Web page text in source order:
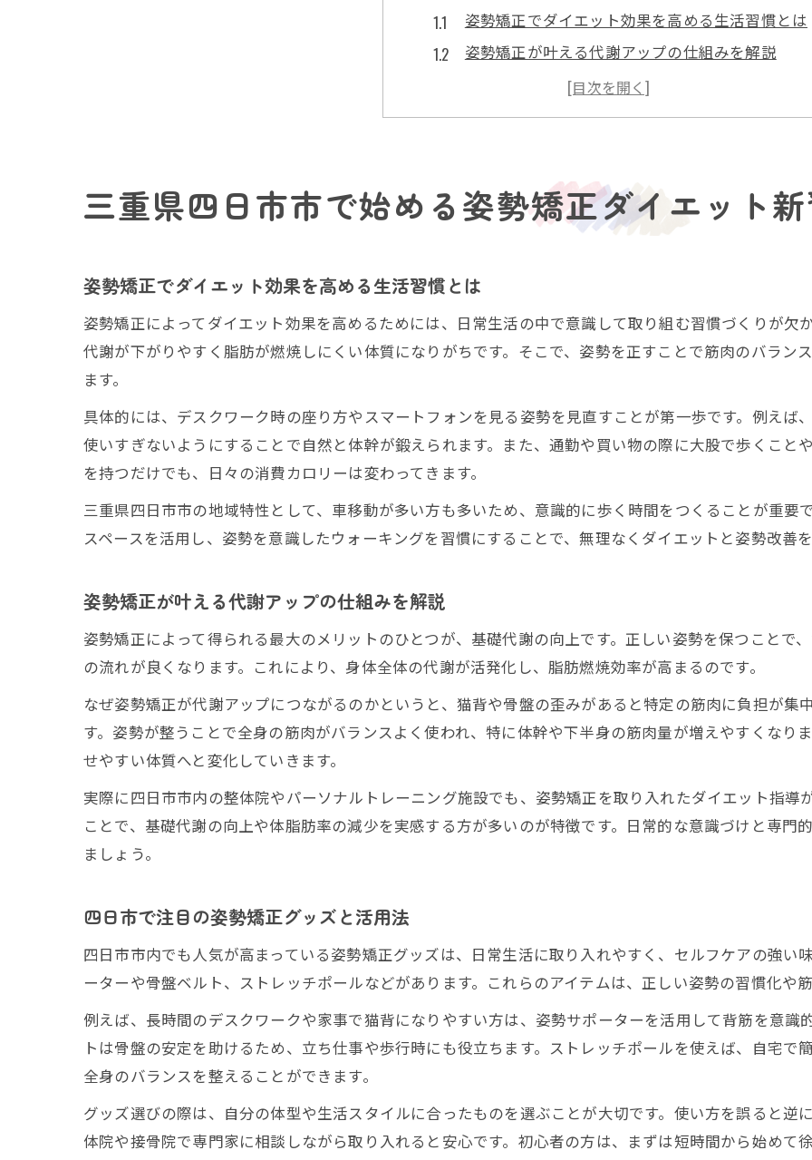
姿勢矯正でダイエット効果を高める生活習慣とは
姿勢矯正が叶える代謝アップの仕組みを解説
四日市で注目の姿勢矯正グッズと活用法
カイロプラクティックと姿勢矯正の相性の良さ
猫背改善がダイエット成功へ導く理由を解説
猫背とダイエット失敗の意外な関係性とは
猫背矯正の効果的なセルフケア方法紹介
四日市で評判の姿勢矯正サロン選びのコツ
骨盤を整えると痩せるは本当か徹底解説
姿勢矯正とダイエットに役立つ骨盤ストレッチ
骨盤ケアグッズの賢い使い方で効果アップ
カイロプラクティック四日市の効果的な活用法
姿勢矯正がダイエットに役立つ最新トレンド
簡単にできる巻き肩や猫背のセルフ矯正術
姿勢矯正が生むダイエット効果の体験談
姿勢矯正で基礎代謝を高める習慣とは
三重県四日市市で始める姿勢矯正ダイエット
姿勢矯正でダイエット効果を高める生活習慣とは
姿勢矯正によってダイエット効果を高めるためには、日常生活の中で意識して取り組む習慣づくりが欠
代謝が下がりやすく脂肪が燃焼しにくい体質になりがちです。そこで、姿勢を正すことで筋肉のバラン
ます。
具体的には、デスクワーク時の座り方やスマートフォンを見る姿勢を見直すことが第一歩です。例えば
使いすぎないようにすることで自然と体幹が鍛えられます。また、通勤や買い物の際に大股で歩くこと
を持つだけでも、日々の消費カロリーは変わってきます。
三重県四日市市の地域特性として、車移動が多い方も多いため、意識的に歩く時間をつくることが重要
スペースを活用し、姿勢を意識したウォーキングを習慣にすることで、無理なくダイエットと姿勢改善
姿勢矯正が叶える代謝アップの仕組みを解説
姿勢矯正によって得られる最大のメリットのひとつが、基礎代謝の向上です。正しい姿勢を保つことで
の流れが良くなります。これにより、身体全体の代謝が活発化し、脂肪燃焼効率が高まるのです。
なぜ姿勢矯正が代謝アップにつながるのかというと、猫背や骨盤の歪みがあると特定の筋肉に負担が集
す。姿勢が整うことで全身の筋肉がバランスよく使われ、特に体幹や下半身の筋肉量が増えやすくなり
せやすい体質へと変化していきます。
実際に四日市市内の整体院やパーソナルトレーニング施設でも、姿勢矯正を取り入れたダイエット指導
ことで、基礎代謝の向上や体脂肪率の減少を実感する方が多いのが特徴です。日常的な意識づけと専門
ましょう。
四日市で注目の姿勢矯正グッズと活用法
四日市市内でも人気が高まっている姿勢矯正グッズは、日常生活に取り入れやすく、セルフケアの強い
ーターや骨盤ベルト、ストレッチポールなどがあります。これらのアイテムは、正しい姿勢の習慣化や
例えば、長時間のデスクワークや家事で猫背になりやすい方は、姿勢サポーターを活用して背筋を意識
トは骨盤の安定を助けるため、立ち仕事や歩行時にも役立ちます。ストレッチポールを使えば、自宅
全身のバランスを整えることができます。
グッズ選びの際は、自分の体型や生活スタイルに合ったものを選ぶことが大切です。使い方を誤ると逆
体院や接骨院で専門家に相談しながら取り入れると安心です。初心者の方は、まずは短時間から始めて